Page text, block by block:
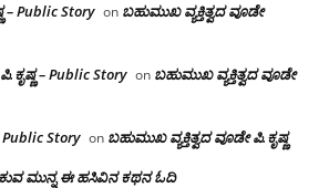
– Public Story on ಬಹುಮುಖ ವ್ಯಕ್ತಿತ್ವದ ವೂಡೇ
– Public Story on ಬಹುಮುಖ ವ್ಯಕ್ತಿತ್ವದ ವೂಡೇ
Story on ಬಹುಮುಖ ವ್ಯಕ್ತಿತ್ವದ ವೂಡೇ ಪಿ.ಕೃಷ್ಣ
ಮುನ್ನ ಈ ಹಸಿವಿನ ಕಥನ ಓದಿ